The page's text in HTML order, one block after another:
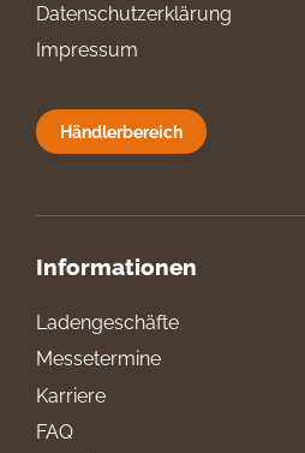
Datenschutzerklärung
Impressum
Händlerbereich
Informationen
Ladengeschäfte
Messetermine
Karriere
FAQ